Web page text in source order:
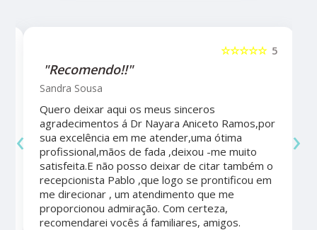
5
☆☆☆☆☆
"Recomendo!!"
Sandra Sousa
Quero deixar aqui os meus sinceros
agradecimentos á Dr Nayara Aniceto Ramos,por
sua excelência em me atender,uma ótima
profissional,mãos de fada ,deixou -me muito
satisfeita.E não posso deixar de citar também o
recepcionista Pablo ,que logo se prontificou em
me direcionar , um atendimento que me
proporcionou admiração. Com certeza,
recomendarei vocês á familiares, amigos.
‹ ›